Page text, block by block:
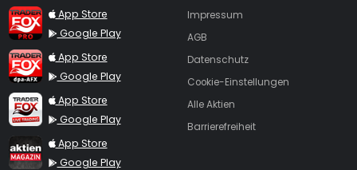
TraderFox Pro
App Store
Google Play
TraderFox dpa-AFX ProFeed
App Store
Google Play
TraderFox Live Trading
App Store
Google Play
TraderFox aktien Magazin
App Store
Google Play
Impressum
AGB
Datenschutz
Cookie-Einstellungen
Alle Aktien
Barrierefreiheit